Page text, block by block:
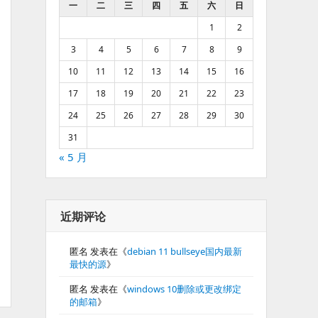
一 二 三 四 五 六
日
1
2
3
4 5 6 7 8
9
10
11 12 13 14 15
16
17
18 19 20 21 22
23
24
25 26 27 28 29
30
31
« 5 月
近期评论
匿名 发表在《debian 11 bullseye国内最新
最快的源》
匿名 发表在《windows 10删除或更改绑定
的邮箱》